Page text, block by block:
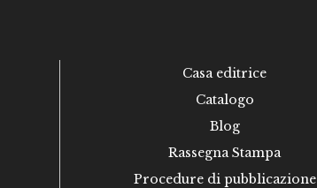
Casa editrice
Catalogo
Blog
Rassegna Stampa
Procedure di pubblicazione